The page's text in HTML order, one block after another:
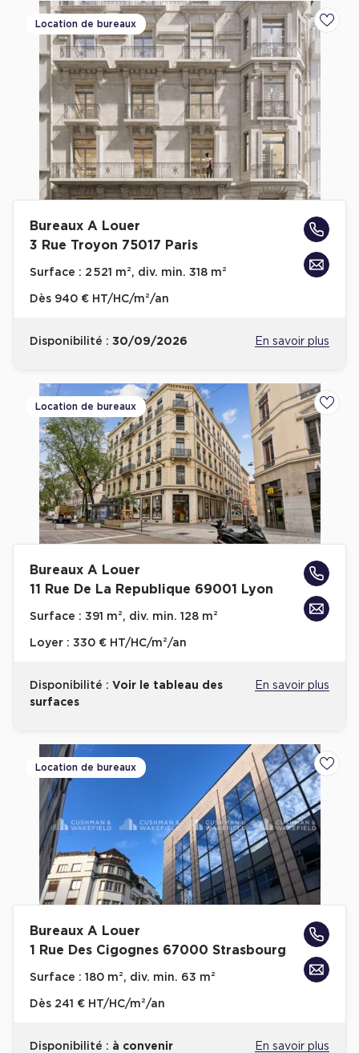
Location de bureaux
Bureaux A Louer
3 Rue Troyon 75017 Paris
Surface : 2 521 m², div. min. 318 m²
Dès 940 € HT/HC/m²/an
Disponibilité : 30/09/2026 En savoir plus
Location de bureaux
Bureaux A Louer
11 Rue De La Republique 69001 Lyon
Surface : 391 m², div. min. 128 m²
Loyer : 330 € HT/HC/m²/an
Disponibilité : Voir le tableau des
surfaces
En savoir plus
Location de bureaux
Bureaux A Louer
1 Rue Des Cigognes 67000 Strasbourg
Surface : 180 m², div. min. 63 m²
Dès 241 € HT/HC/m²/an
Disponibilité : à convenir En savoir plus